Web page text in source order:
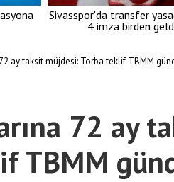
Sivasspor'da transfer
4 imza birden
ay taksit müjdesi: Torba teklif TBMM
72 ay
TBMM